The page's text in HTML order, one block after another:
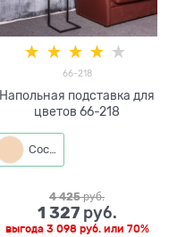
66-218
Напольная подставка для
цветов 66-218
Сосна
4 425 руб.
1 327 руб.
выгода 3 098 руб.или 70%